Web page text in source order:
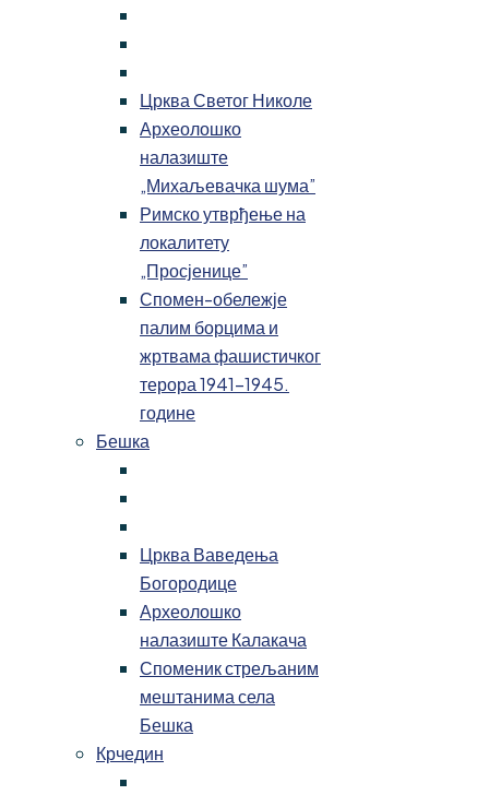
Црква Светог Николе
Археолошко
налазиште
„Михаљевачка шума”
Римско утврђење на
локалитету
„Просјенице”
Спомен-обележје
палим борцима и
жртвама фашистичког
терора 1941-1945.
године
Бешка
Црква Ваведења
Богородице
Археолошко
налазиште Калакача
Споменик стрељаним
мештанима села
Бешка
Крчедин